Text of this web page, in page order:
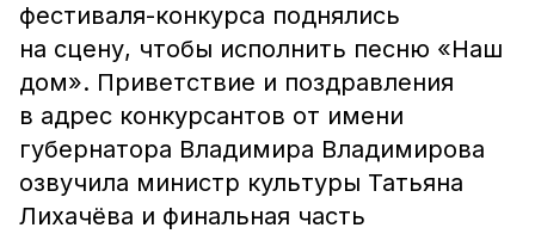
фестиваля-конкурса поднялись
на сцену, чтобы исполнить песню «Наш
дом». Приветствие и поздравления
в адрес конкурсантов от имени
губернатора Владимира Владимирова
озвучила министр культуры Татьяна
Лихачёва и финальная часть